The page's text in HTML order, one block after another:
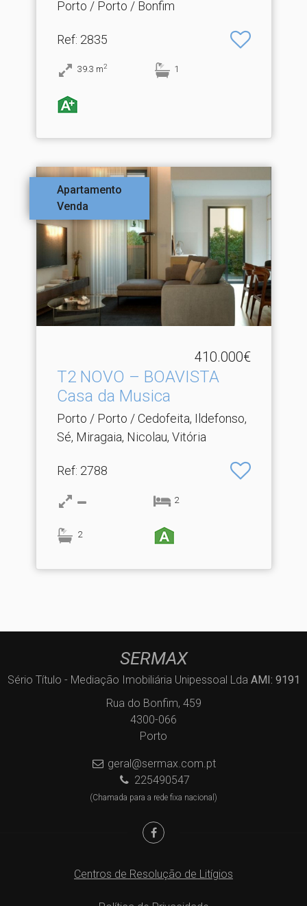
Porto / Porto / Bonfim
Ref: 2835
39.3 m2 1
Apartamento
Venda
410.000€
T2 NOVO – BOAVISTA
Casa da Musica
Porto / Porto / Cedofeita, Ildefonso,
Sé, Miragaia, Nicolau, Vitória
Ref: 2788
2
2
SERMAX
Sério Título - Mediação Imobiliária Unipessoal Lda AMI: 9191
Rua do Bonfim, 459
4300-066
Porto
geral@sermax.com.pt
225490547
(Chamada para a rede fixa nacional)
Centros de Resolução de Litígios